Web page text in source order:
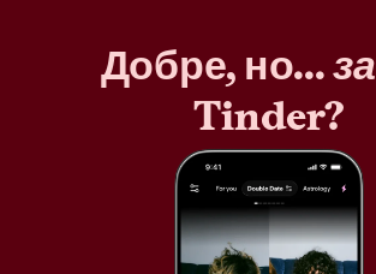
Добре, но...
Tinder?